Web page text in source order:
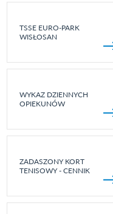
TSSE EURO-PARK
WISŁOSAN
WYKAZ DZIENNYCH
OPIEKUNÓW
ZADASZONY KORT
TENISOWY - CENNIK